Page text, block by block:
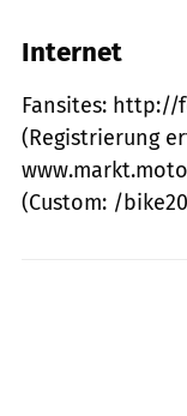
Internet
Fansites: http://
(Registrierung
(Custom: /